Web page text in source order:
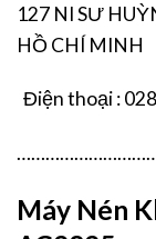
127 NI SƯ
HỒ CHÍ MINH
Điện thoại :
Máy Nén